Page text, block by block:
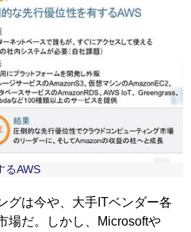
るAWS
は今や、大手ITベンダー各
場だ。しかし、Microsoftや